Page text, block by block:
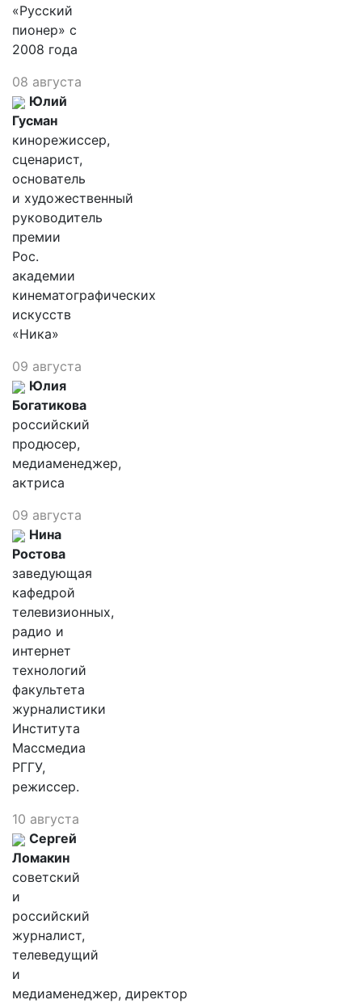
«Русский
пионер» с
2008 года
08 августа
Юлий
Гусман
кинорежиссер,
сценарист,
основатель
и художественный
руководитель
премии
Рос.
академии
кинематографических
искусств
«Ника»
09 августа
Юлия
Богатикова
российский
продюсер,
медиаменеджер,
актриса
09 августа
Нина
Ростова
заведующая
кафедрой
телевизионных,
радио и
интернет
технологий
факультета
журналистики
Института
Массмедиа
РГГУ,
режиссер.
10 августа
Сергей
Ломакин
советский
и
российский
журналист,
телеведущий
и
медиаменеджер, директор